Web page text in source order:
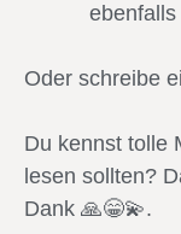
Oder schreibe
Du kennst tolle
lesen sollten?
Dank 🙏😁💫.